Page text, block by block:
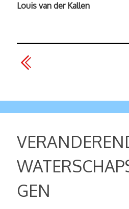
Louis van der Kallen
GEN